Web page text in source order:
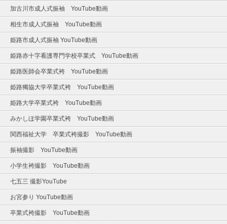
加古川市成人式振袖 YouTube動画
相生市成人式振袖 YouTube動画
姫路市成人式振袖 YouTube動画
姫路赤十字看護専門学校卒業式 YouTube動画
姫路医師会卒業式袴 YouTube動画
姫路獨協大学卒業式袴 YouTube動画
姫路大学卒業式袴 YouTube動画
みかしほ学園卒業式袴 YouTube動画
関西福祉大学 卒業式袴撮影 YouTube動画
振袖撮影 YouTube動画
小学生袴撮影 YouTube動画
七五三 撮影YouTube
お宮参り YouTube動画
卒業式袴撮影 YouTube動画